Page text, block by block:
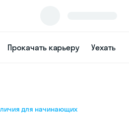
Прокачать карьеру Уехать
для начинающих